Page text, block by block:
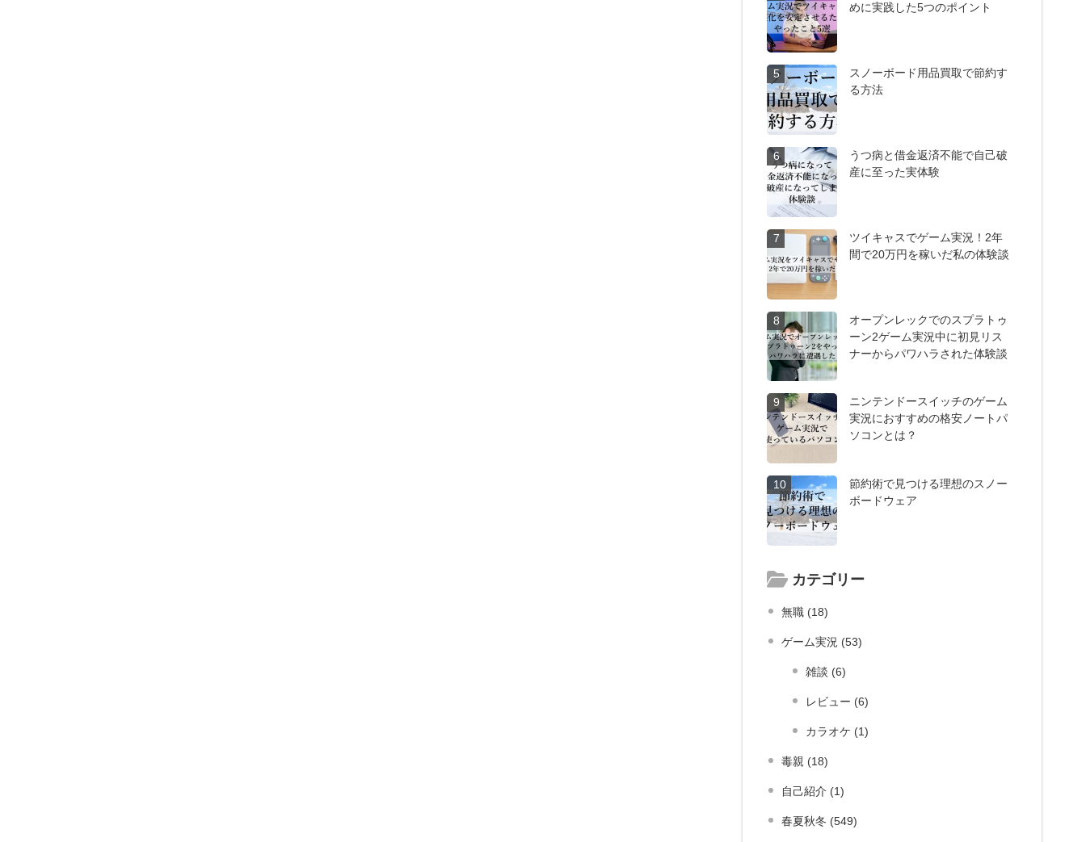
めに実践した5つのポイント
5
スノーボード用品買取で節約す
る方法
6
うつ病と借金返済不能で自己破
産に至った実体験
7
ツイキャスでゲーム実況！2年
間で20万円を稼いだ私の体験談
8
オープンレックでのスプラトゥ
ーン2ゲーム実況中に初見リス
ナーからパワハラされた体験談
9
ニンテンドースイッチのゲーム
実況におすすめの格安ノートパ
ソコンとは？
10
節約術で見つける理想のスノー
ボードウェア
カテゴリー
無職 (18)
ゲーム実況 (53)
雑談 (6)
レビュー (6)
カラオケ (1)
毒親 (18)
自己紹介 (1)
春夏秋冬 (549)